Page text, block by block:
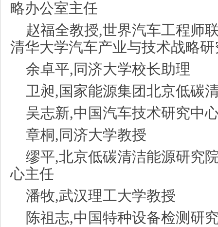
略办公室主任
赵福全教授,世界汽车工程师
清华大学汽车产业与技术战略
余卓平,同济大学校长助理
卫昶,国家能源集团北京低碳
吴志新,中国汽车技术研究中
章桐,同济大学教授
缪平,北京低碳清洁能源研究
心主任
潘牧,武汉理工大学教授
陈祖志,中国特种设备检测研